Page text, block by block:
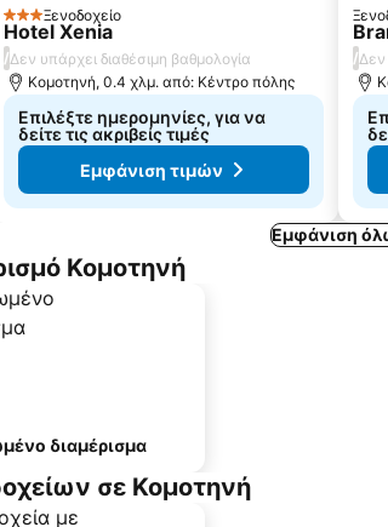
3 ΑστέριαΞενοδοχείο
Hotel Xenia
/Δεν υπάρχει διαθέσιμη βαθμολογία
Κομοτηνή, 0.4 χλμ. από: Κέντρο πόλης
Επιλέξτε ημερομηνίες, για να
δείτε τις ακριβείς τιμές
Εμφάνιση τιμών
/Δεν
Εμφάνιση
Κομοτηνή
διαμέρισμα
σε Κομοτηνή